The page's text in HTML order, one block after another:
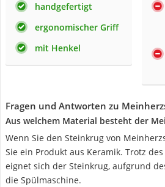
handgefertigt
ergonomischer Griff
mit Henkel
Fragen und Antworten zu
Aus welchem Material besteht der
Wenn Sie den Steinkrug von
Sie ein Produkt aus Keramik. Trotz
eignet sich der Steinkrug, aufgrund
die Spülmaschine.